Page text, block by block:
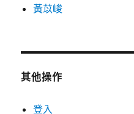
黃苡峻
其他操作
登入